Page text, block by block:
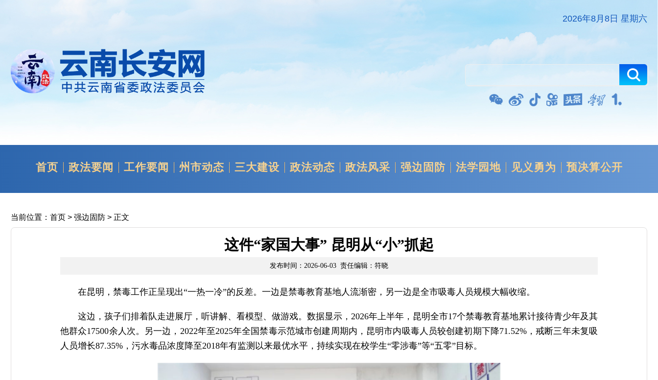
2026年8月8日 星期六
首页 政法要闻 工作要闻 州市动态 三大建设 政法动态 政法风采 强边固防 法学园地 见义勇为 预决算公开
当前位置： 首页 > 强边固防 > 正文
这件“家国大事” 昆明从“小”抓起
发布时间：2026-06-03 责任编辑：符晓
在昆明，禁毒工作正呈现出“一热一冷”的反差。一边是禁毒教育基地人流渐密，另一边是全市吸毒人员规模大幅收缩。
这边，孩子们排着队走进展厅，听讲解、看模型、做游戏。数据显示，2026年上半年，昆明全市17个禁毒教育基地累计接待青少年及其
他群众17500余人次。另一边，2022年至2025年全国禁毒示范城市创建周期内，昆明市内吸毒人员较创建初期下降71.52%，戒断三年未复吸
人员增长87.35%，污水毒品浓度降至2018年有监测以来最优水平，持续实现在校学生“零涉毒”等“五零”目标。